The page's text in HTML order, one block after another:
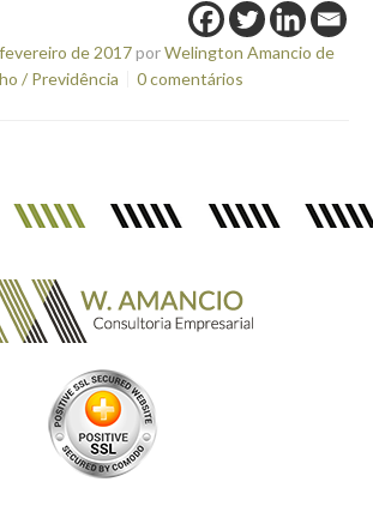
de 2017porWelington Amancio de
/ Previdência 0 comentários